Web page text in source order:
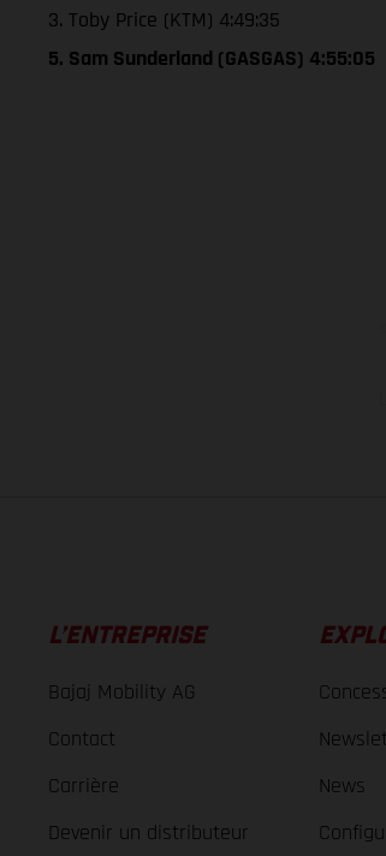
3. Toby Price (KTM) 4:49:35
5. Sam Sunderland (GASGAS) 4:55:05
L’ENTREPRISE
Bajaj Mobility AG
Contact
Carrière
Devenir un distributeur
News